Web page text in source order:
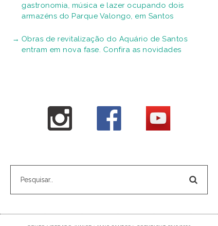
gastronomia, música e lazer ocupando dois
armazéns do Parque Valongo, em Santos
Obras de revitalização do Aquário de Santos
entram em nova fase. Confira as novidades